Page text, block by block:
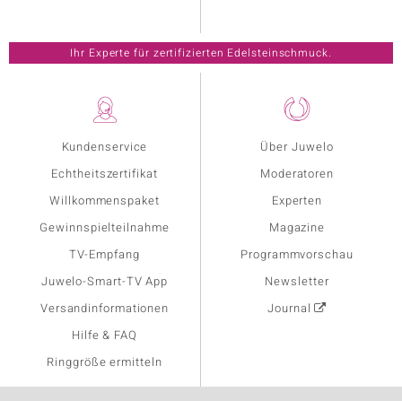
Kundenservice
Echtheitszertifikat
Willkommenspaket
Gewinnspielteilnahme
TV-Empfang
Juwelo-Smart-TV App
Versandinformationen
Hilfe & FAQ
Ringgröße ermitteln
Über Juwelo
Moderatoren
Experten
Magazine
Programmvorschau
Newsletter
Journal
Ihr Experte für zertifizierten Edelsteinschmuck.